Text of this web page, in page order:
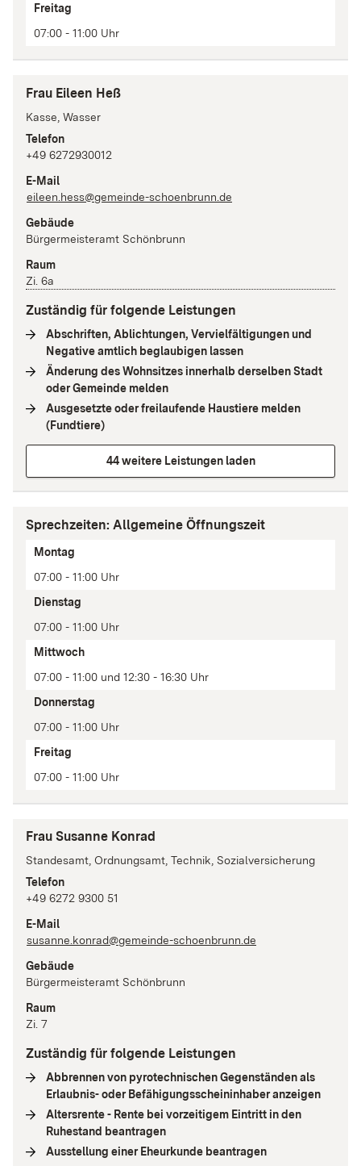
Freitag
07:00 - 11:00 Uhr
Frau Eileen Heß
Kasse, Wasser
Telefon
+49 6272930012
E-Mail
eileen.hess@gemeinde-schoenbrunn.de
Gebäude
Bürgermeisteramt Schönbrunn
Raum
Zi. 6a
Zuständig für folgende Leistungen
Abschriften, Ablichtungen, Vervielfältigungen und
Negative amtlich beglaubigen lassen
Änderung des Wohnsitzes innerhalb derselben Stadt
oder Gemeinde melden
Ausgesetzte oder freilaufende Haustiere melden
(Fundtiere)
44 weitere Leistungen laden
Sprechzeiten: Allgemeine Öffnungszeit
Tag
Zeit(en)
Anmerkung
Montag
07:00 - 11:00 Uhr
Dienstag
07:00 - 11:00 Uhr
Mittwoch
07:00 - 11:00 und 12:30 - 16:30 Uhr
Donnerstag
07:00 - 11:00 Uhr
Freitag
07:00 - 11:00 Uhr
Frau Susanne Konrad
Standesamt, Ordnungsamt, Technik, Sozialversicherung
Telefon
+49 6272 9300 51
E-Mail
susanne.konrad@gemeinde-schoenbrunn.de
Gebäude
Bürgermeisteramt Schönbrunn
Raum
Zi. 7
Zuständig für folgende Leistungen
Abbrennen von pyrotechnischen Gegenständen als
Erlaubnis- oder Befähigungsscheininhaber anzeigen
Altersrente - Rente bei vorzeitigem Eintritt in den
Ruhestand beantragen
Ausstellung einer Eheurkunde beantragen